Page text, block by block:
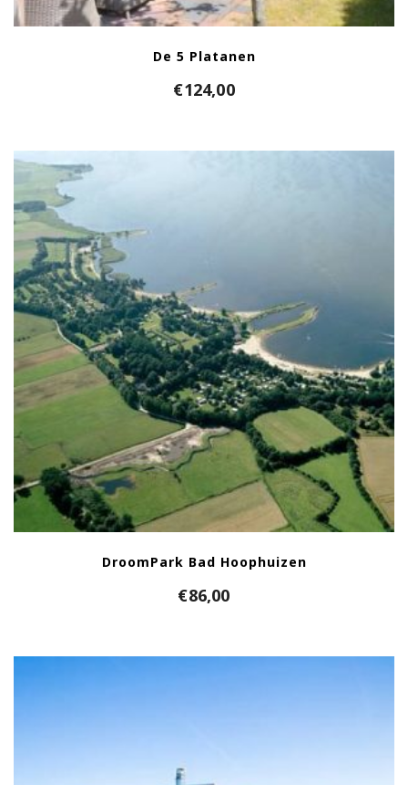
De 5 Platanen
€124,00
DroomPark Bad Hoophuizen
€86,00